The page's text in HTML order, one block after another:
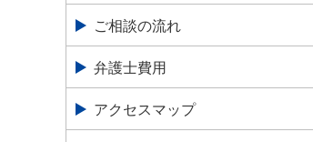
ご相談の流れ
弁護士費用
アクセスマップ